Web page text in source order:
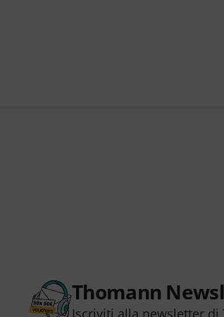
Thomann
Iscriviti alla newsletter